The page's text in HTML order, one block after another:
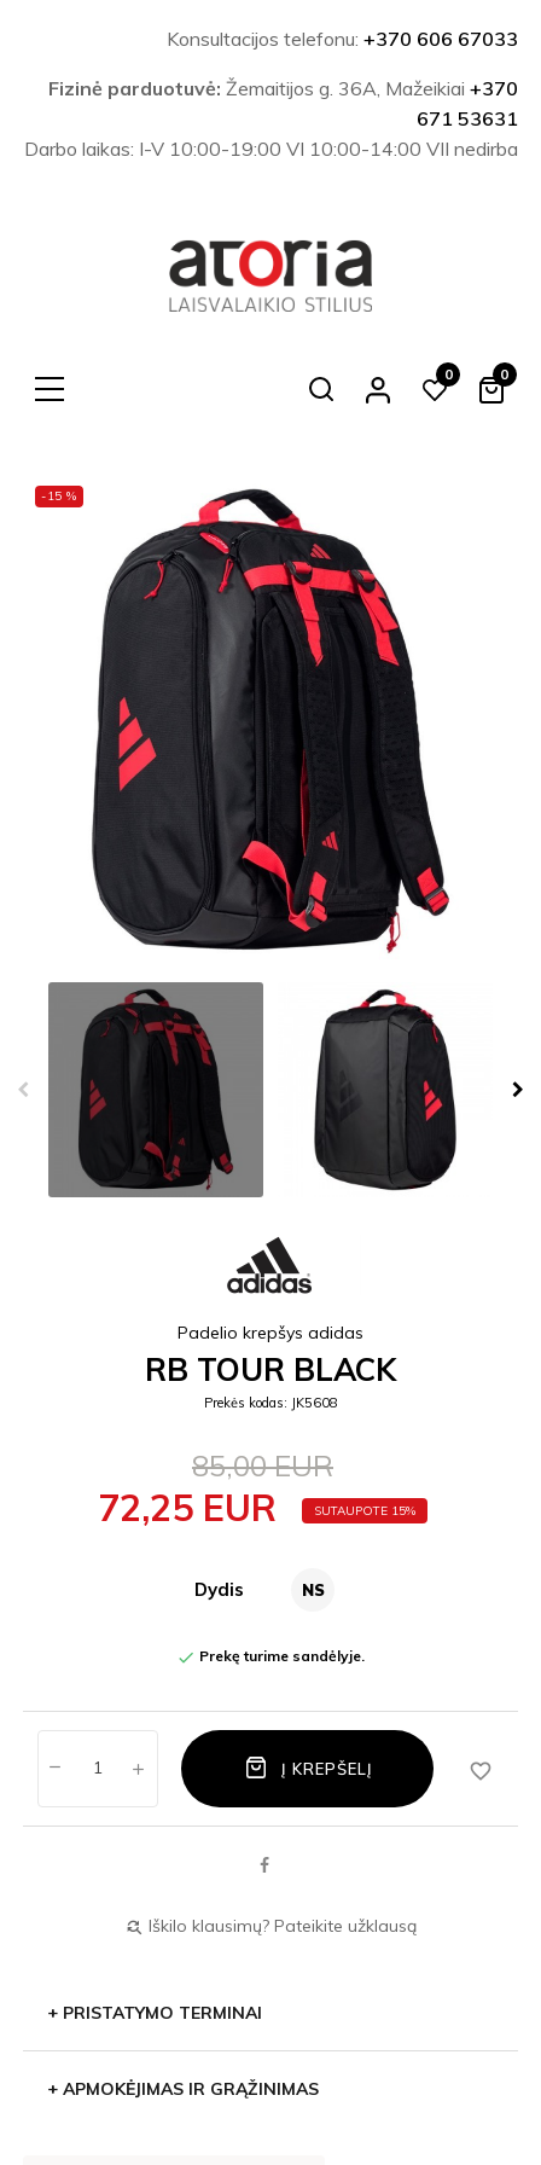
Konsultacijos telefonu: +370 606 67033
Fizinė parduotuvė: Žemaitijos g. 36A, Mažeikiai +370
671 53631
Darbo laikas: I-V 10:00-19:00 VI 10:00-14:00 VII nedirba
Search
0 0
-15 %
Padelio krepšys adidas
RB TOUR BLACK
Prekės kodas: JK5608
85,00 EUR
72,25 EUR SUTAUPOTE 15%
Dydis NS
 Prekę turime sandėlyje.
Į KREPŠELĮ favorite_border
find_replace Iškilo klausimų? Pateikite užklausą
+ PRISTATYMO TERMINAI
+ APMOKĖJIMAS IR GRĄŽINIMAS